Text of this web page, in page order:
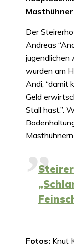
Masthühner:
Der
Andreas
jugendlichen
wurden am
Andi, “damit
Geld
Stall hast.”.
Fotos: Knut